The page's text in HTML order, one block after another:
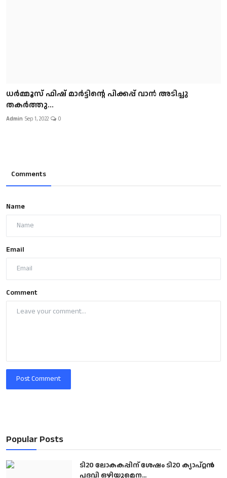
ധർമ്മൂസ് ഫിഷ് മാർട്ടിന്റെ പിക്കപ്പ് വാൻ അടിച്ചു
തകർത്തു...
Admin Sep 1, 2022 0
Comments
Name
Email
Comment
Post Comment
Popular Posts
ടി20 ലോകകപ്പിന് ശേഷം ടി20 ക്യാപ്റ്റൻ
പദവി ഒഴിയുമെന...